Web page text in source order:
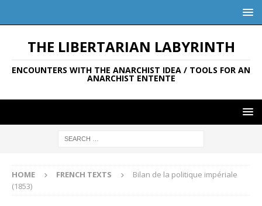
THE LIBERTARIAN LABYRINTH
ENCOUNTERS WITH THE ANARCHIST IDEA / TOOLS FOR AN
ANARCHIST ENTENTE
HOME FRENCH TEXTS
Bilan de la politique impériale
(1853)